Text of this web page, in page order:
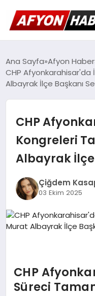
AFYON HABER
GÜNDEM
BELEDIYELER
DÜNYA
MAGAZIN
Ana Sayfa Afyon Haber
CHP Afyonkarahisar'da
Albayrak İlçe Başkanı
CHP
Kongreleri
Albayrak İlçe
Çiğdem
03 Ekim 2025
CHP
Süreci